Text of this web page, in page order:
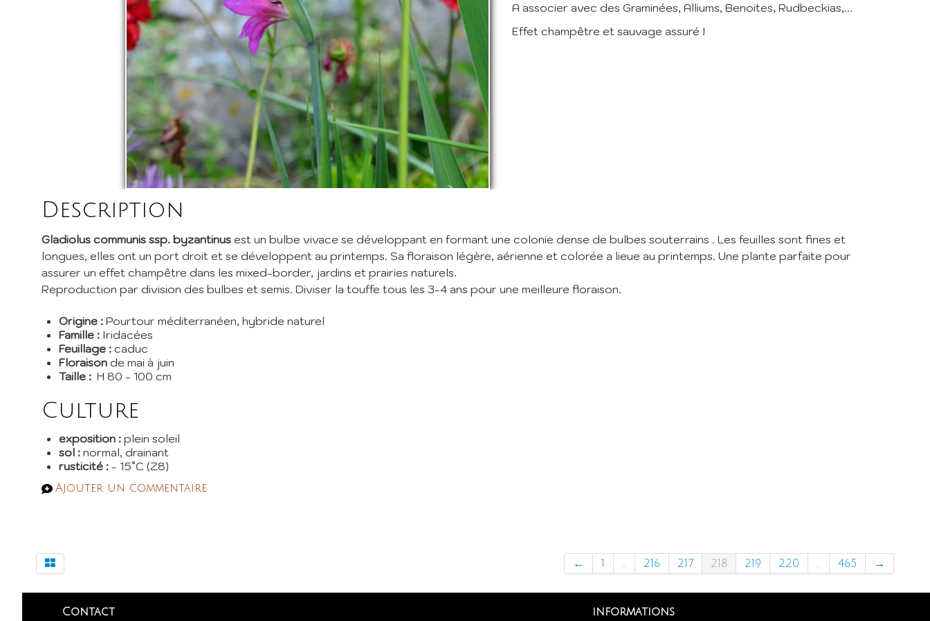
A associer avec des Graminées, Alliums, Benoites, Rudbeckias,...
Effet champêtre et sauvage assuré !
Description
Gladiolus communis ssp. byzantinus est un bulbe vivace se développant en formant une colonie dense de bulbes souterrains . Les feuilles sont fines et
longues, elles ont un port droit et se développent au printemps. Sa floraison légère, aérienne et colorée a lieue au printemps. Une plante parfaite pour
assurer un effet champêtre dans les mixed-border, jardins et prairies naturels.
Reproduction par division des bulbes et semis. Diviser la touffe tous les 3-4 ans pour une meilleure floraison.
Origine : Pourtour méditerranéen, hybride naturel
Famille : Iridacées
Feuillage : caduc
Floraison de mai à juin
Taille : H 80 - 100 cm
Culture
exposition : plein soleil
sol : normal, drainant
rusticité : - 15°C (Z8)
Ajouter un commentaire
← 1 ... 216 217 218 219 220 ... 465 →
Contact informations
Inscription à la Newsletter
Inscrivez vous à notre newsletter mensuelle pour recevoir les dernières infos de la
pépinière: Nouvelles plantes ajoutées au catalogue, fêtes des plantes à venir,
promos et réductions en cours... (1 mail/ mois max)
EMail :
En envoyant mes informations, j'accepte votre